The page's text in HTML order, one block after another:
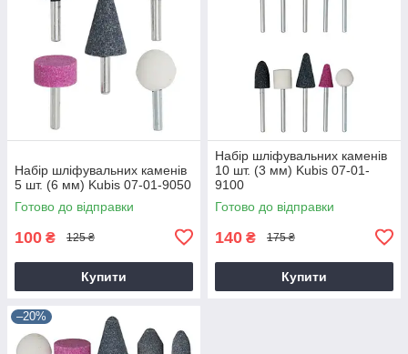
Набір шліфувальних каменів
5 шт. (6 мм) Kubis 07-01-9050
Готово до відправки
100 ₴ 125 ₴
Купити
Набір шліфувальних каменів
10 шт. (3 мм) Kubis 07-01-
9100
Готово до відправки
140 ₴ 175 ₴
Купити
–20%